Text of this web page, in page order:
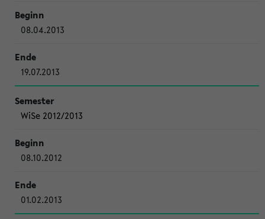
08.04.2013
19.07.2013
WiSe 2012/2013
08.10.2012
01.02.2013